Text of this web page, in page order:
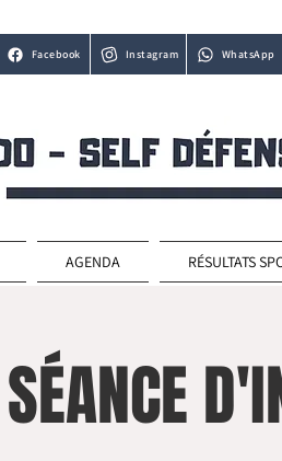
Facebook Instagram WhatsApp
AGENDA RÉSULTATS
SÉANCE